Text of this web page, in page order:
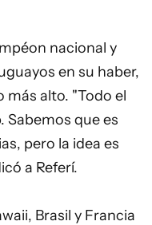
nacional y
en su haber,
más alto. "Todo el
Sabemos que es
pero la idea es
a Referí.
Brasil y Francia